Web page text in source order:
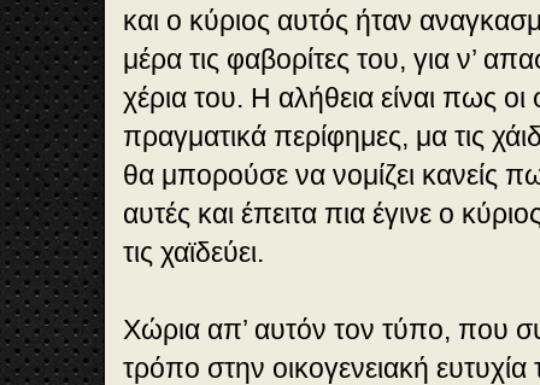
και ο κύριος αυτός ήταν
μέρα τις φαβορίτες του, για ν’
χέρια του. Η αλήθεια είναι πως οι
πραγματικά περίφημες, μα τις
θα μπορούσε να νομίζει κανείς
αυτές και έπειτα πια έγινε ο
τις χαϊδεύει.
Χώρια απ’ αυτόν τον τύπο, που
τρόπο στην οικογενειακή